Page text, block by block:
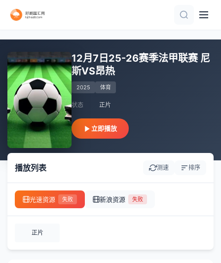
12月7日25-26赛季法甲联赛 尼
斯VS昂热
2025 体育
状态 正片
立即播放
播放列表 测速 排序
光速资源 失败 新浪资源 失败
正片
HD
正片
正片
正片
20260616
正片
20260617
正片
20260616
正片